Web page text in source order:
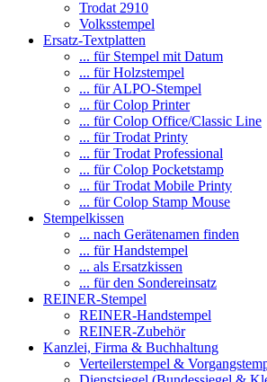
Trodat 2910
Volksstempel
Ersatz-Textplatten
... für Stempel mit Datum
... für Holzstempel
... für ALPO-Stempel
... für Colop Printer
... für Colop Office/Classic Line
... für Trodat Printy
... für Trodat Professional
... für Colop Pocketstamp
... für Trodat Mobile Printy
... für Colop Stamp Mouse
Stempelkissen
... nach Gerätenamen finden
... für Handstempel
... als Ersatzkissen
... für den Sondereinsatz
REINER-Stempel
REINER-Handstempel
REINER-Zubehör
Kanzlei, Firma & Buchhaltung
Verteilerstempel &